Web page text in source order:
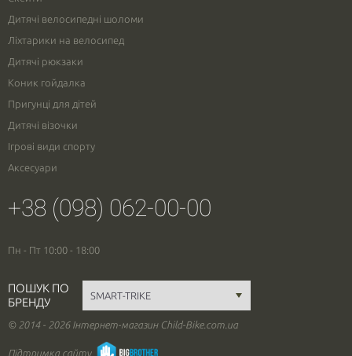
Дитячі велосипедні шоломи
Ліхтарики на велосипед
Дитячі рюкзаки
Коник гойдалка
Пригунці для дітей
Дитячі візочки
Ігрові види спорту
Аксесуари
+38 (098) 062-00-00
Пн - Пт 10:00 - 18:00
ПОШУК ПО
БРЕНДУ
© 2014 - 2026 Інтернет-магазин Child-Bike.com.ua
Підтримка сайту